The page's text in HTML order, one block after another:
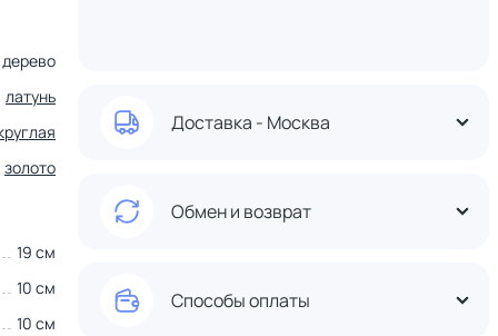
дерево
латунь
золото
19 см
10 см
10 см
Доставка - Москва
Обмен и возврат
Способы оплаты